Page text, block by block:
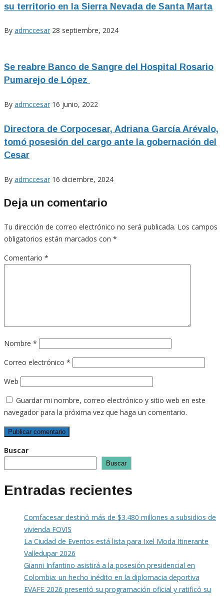
su territorio en la Sierra Nevada de Santa Marta
By admccesar 28 septiembre, 2024
Se reabre Banco de Sangre del Hospital Rosario
Pumarejo de López
By admccesar 16 junio, 2022
Directora de Corpocesar, Adriana García Arévalo,
tomó posesión del cargo ante la gobernación del
Cesar
By admccesar 16 diciembre, 2024
Deja un comentario
Tu dirección de correo electrónico no será publicada. Los campos
obligatorios están marcados con *
Comentario *
Nombre *
Correo electrónico *
Web
Guardar mi nombre, correo electrónico y sitio web en este
navegador para la próxima vez que haga un comentario.
Buscar
Buscar
Entradas recientes
Comfacesar destinó más de $3.480 millones a subsidios de
vivienda FOVIS
La Ciudad de Eventos está lista para Ixel Moda Itinerante
Valledupar 2026
Gianni Infantino asistirá a la posesión presidencial en
Colombia: un hecho inédito en la diplomacia deportiva
EVAFE 2026 presentó su programación oficial y ratificó su